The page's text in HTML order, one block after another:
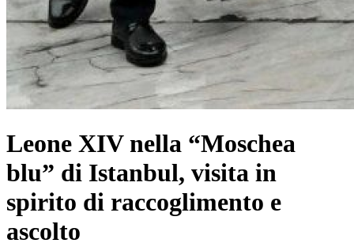
Leone XIV nella “Moschea
blu” di Istanbul, visita in
spirito di raccoglimento e
ascolto